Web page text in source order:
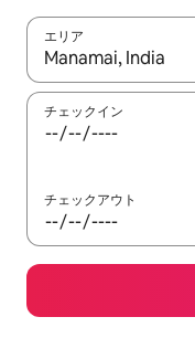
エリア
検索結果が表示され
チェックイン
チェックアウト